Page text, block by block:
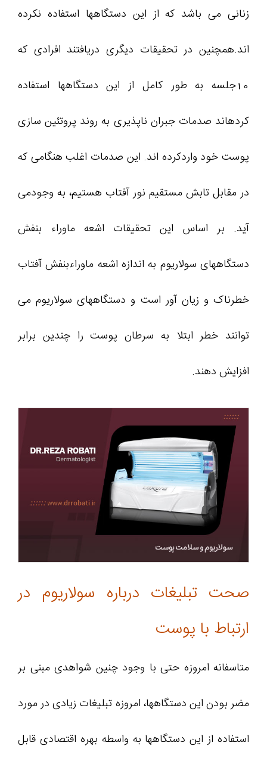
زنانی می باشد که از این دستگاهها استفاده نکرده
اند.همچنین در تحقیقات دیگری دریافتند افرادی که
10جلسه به طور کامل از این دستگاهها استفاده
کردهاند صدمات جبران ناپذیری به روند پروتئین سازی
پوست خود واردکرده اند. این صدمات اغلب هنگامی که
در مقابل تابش مستقیم نور آفتاب هستیم، به وجودمی
آید. بر اساس این تحقیقات اشعه ماوراء بنفش
دستگاههای سولاریوم به اندازه اشعه ماوراءبنفش آفتاب
خطرناک و زیان آور است و دستگاههای سولاریوم می
توانند خطر ابتلا به سرطان پوست را چندین برابر
افزایش دهند.
صحت تبلیغات درباره سولاریوم در
ارتباط با پوست
متاسفانه امروزه حتی با وجود چنین شواهدی مبنی بر
مضر بودن این دستگاهها، امروزه تبلیغات زیادی در مورد
استفاده از این دستگاهها به واسطه بهره اقتصادی قابل